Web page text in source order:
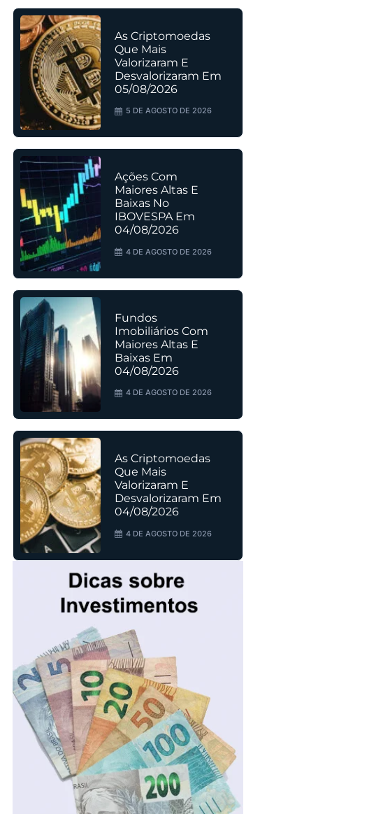
As Criptomoedas
Que Mais
Valorizaram E
Desvalorizaram Em
05/08/2026
5 DE AGOSTO DE 2026
Ações Com
Maiores Altas E
Baixas No
IBOVESPA Em
04/08/2026
4 DE AGOSTO DE 2026
Fundos
Imobiliários Com
Maiores Altas E
Baixas Em
04/08/2026
4 DE AGOSTO DE 2026
As Criptomoedas
Que Mais
Valorizaram E
Desvalorizaram Em
04/08/2026
4 DE AGOSTO DE 2026